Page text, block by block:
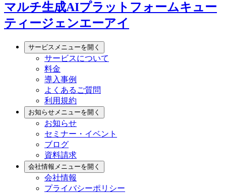
マルチ生成AIプラットフォームキュー
ティージェンエーアイ
サービス メニューを開く
サービスについて
料金
導入事例
よくあるご質問
利用規約
お知らせメニューを開く
お知らせ
セミナー・イベント
ブログ
資料請求
会社情報 メニューを開く
会社情報
プライバシーポリシー